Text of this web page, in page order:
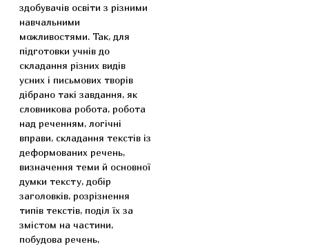
здобувачів освіти з різними
навчальними
можливостями. Так, для
підготовки учнів до
складання різних видів
усних і письмових творів
дібрано такі завдання, як
словникова робота, робота
над реченням, логічні
вправи, складання текстів із
деформованих речень,
визначення теми й основної
думки тексту, добір
заголовків, розрізнення
типів текстів, поділ їх за
змістом на частини,
побудова речень,